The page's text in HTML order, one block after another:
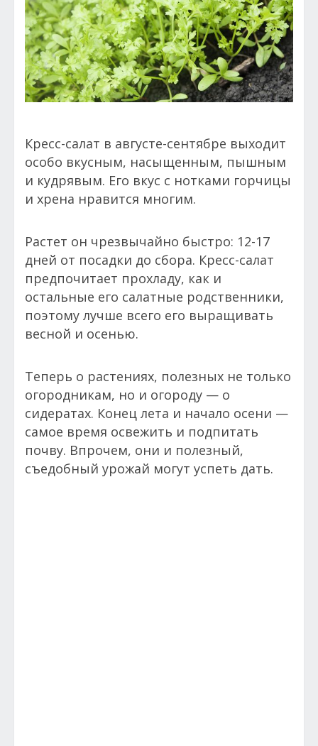
Кресс-салат в августе-сентябре выходит
особо вкусным, насыщенным, пышным
и кудрявым. Его вкус с нотками горчицы
и хрена нравится многим.
Растет он чрезвычайно быстро: 12-17
дней от посадки до сбора. Кресс-салат
предпочитает прохладу, как и
остальные его салатные родственники,
поэтому лучше всего его выращивать
весной и осенью.
Теперь о растениях, полезных не только
огородникам, но и огороду — о
сидератах. Конец лета и начало осени —
самое время освежить и подпитать
почву. Впрочем, они и полезный,
съедобный урожай могут успеть дать.